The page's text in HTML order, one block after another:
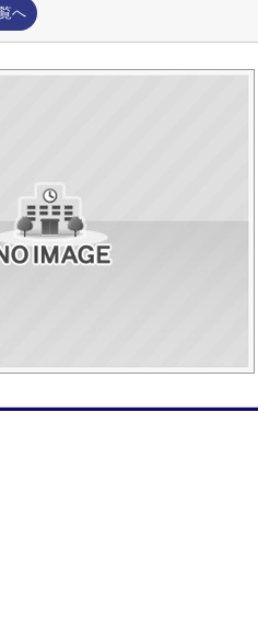
へ